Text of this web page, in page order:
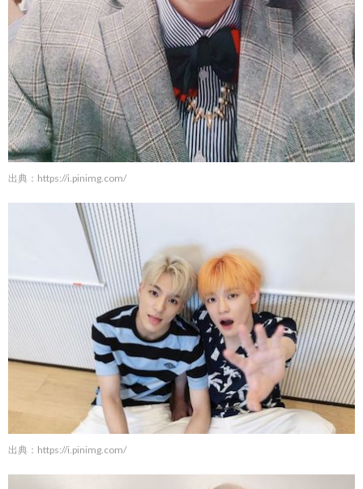
出典： https://i.pinimg.com/
出典： https://i.pinimg.com/